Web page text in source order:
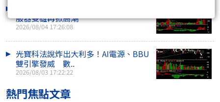
服器雙雄再掀高潮
2026/08/04 17:26:08
光寶科法說炸出大利多！AI電源、BBU
雙引擎發威 數..
2026/08/03 17:22:22
熱門焦點文章